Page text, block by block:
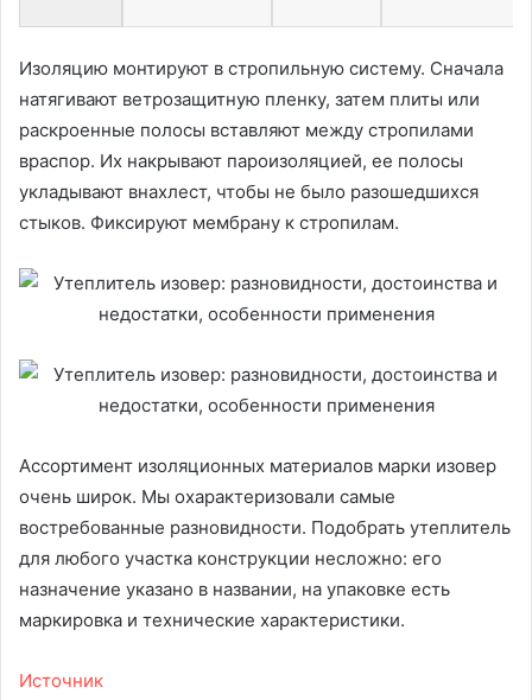
Изоляцию монтируют в стропильную систему. Сначала
натягивают ветрозащитную пленку, затем плиты или
раскроенные полосы вставляют между стропилами
враспор. Их накрывают пароизоляцией, ее полосы
укладывают внахлест, чтобы не было разошедшихся
стыков. Фиксируют мембрану к стропилам.
Ассортимент изоляционных материалов марки изовер
очень широк. Мы охарактеризовали самые
востребованные разновидности. Подобрать утеплитель
для любого участка конструкции несложно: его
назначение указано в названии, на упаковке есть
маркировка и технические характеристики.
Источник